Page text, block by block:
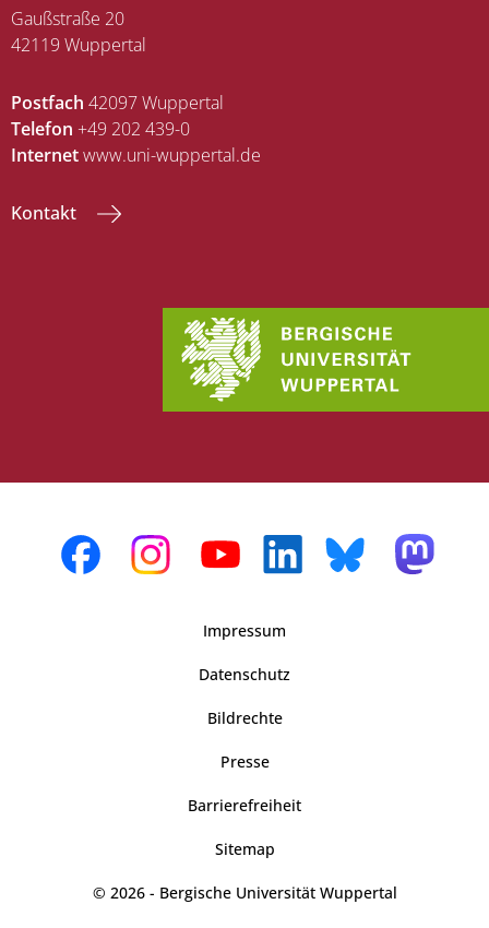
Gaußstraße 20
42119 Wuppertal
Postfach 42097 Wuppertal
Telefon +49 202 439-0
Internetwww.uni-wuppertal.de
Kontakt
Impressum
Datenschutz
Bildrechte
Presse
Barrierefreiheit
Sitemap
© 2026 - Bergische Universität Wuppertal